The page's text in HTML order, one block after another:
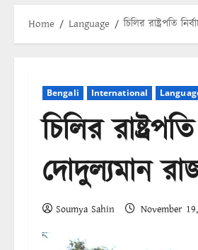
Home Language চিলির রাষ্ট্রপতি
Bengali International
চিলির
দোদুল্যমান
Soumya Sahin November